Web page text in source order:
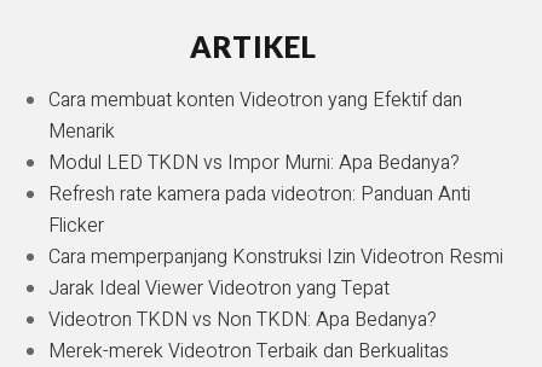
ARTIKEL
Cara membuat konten Videotron yang Efektif dan
Menarik
Modul LED TKDN vs Impor Murni: Apa Bedanya?
Refresh rate kamera pada videotron: Panduan Anti
Flicker
Cara memperpanjang Konstruksi Izin Videotron Resmi
Jarak Ideal Viewer Videotron yang Tepat
Videotron TKDN vs Non TKDN: Apa Bedanya?
Merek-merek Videotron Terbaik dan Berkualitas